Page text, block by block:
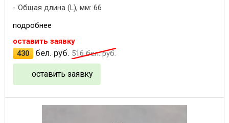
Общая длина (L), мм: 66
подробнее
оставить заявку
430
бел. руб. 516бел. руб.
оставить заявку